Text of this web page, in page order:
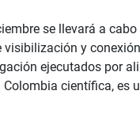
se llevará a
y
ejecutados por
Colombia científica,